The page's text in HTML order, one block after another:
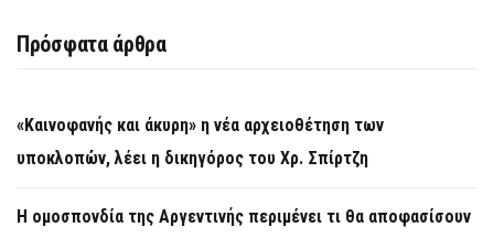
Πρόσφατα άρθρα
«Καινοφανής και άκυρη» η νέα αρχειοθέτηση των
υποκλοπών, λέει η δικηγόρος του Χρ. Σπίρτζη
Η ομοσπονδία της Αργεντινής περιμένει τι θα αποφασίσουν